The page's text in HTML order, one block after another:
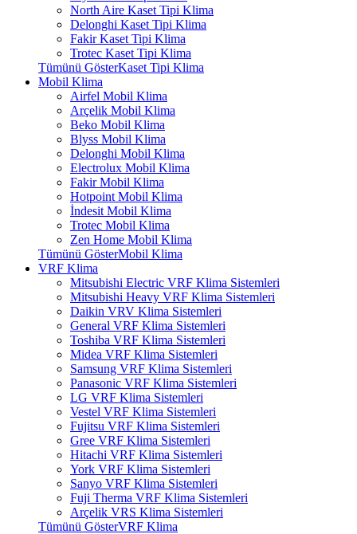
North Aire Kaset Tipi Klima
Delonghi Kaset Tipi Klima
Fakir Kaset Tipi Klima
Trotec Kaset Tipi Klima
Tümünü GösterKaset Tipi Klima
Mobil Klima
Airfel Mobil Klima
Arçelik Mobil Klima
Beko Mobil Klima
Blyss Mobil Klima
Delonghi Mobil Klima
Electrolux Mobil Klima
Fakir Mobil Klima
Hotpoint Mobil Klima
İndesit Mobil Klima
Trotec Mobil Klima
Zen Home Mobil Klima
Tümünü GösterMobil Klima
VRF Klima
Mitsubishi Electric VRF Klima Sistemleri
Mitsubishi Heavy VRF Klima Sistemleri
Daikin VRV Klima Sistemleri
General VRF Klima Sistemleri
Toshiba VRF Klima Sistemleri
Midea VRF Klima Sistemleri
Samsung VRF Klima Sistemleri
Panasonic VRF Klima Sistemleri
LG VRF Klima Sistemleri
Vestel VRF Klima Sistemleri
Fujitsu VRF Klima Sistemleri
Gree VRF Klima Sistemleri
Hitachi VRF Klima Sistemleri
York VRF Klima Sistemleri
Sanyo VRF Klima Sistemleri
Fuji Therma VRF Klima Sistemleri
Arçelik VRS Klima Sistemleri
Tümünü GösterVRF Klima